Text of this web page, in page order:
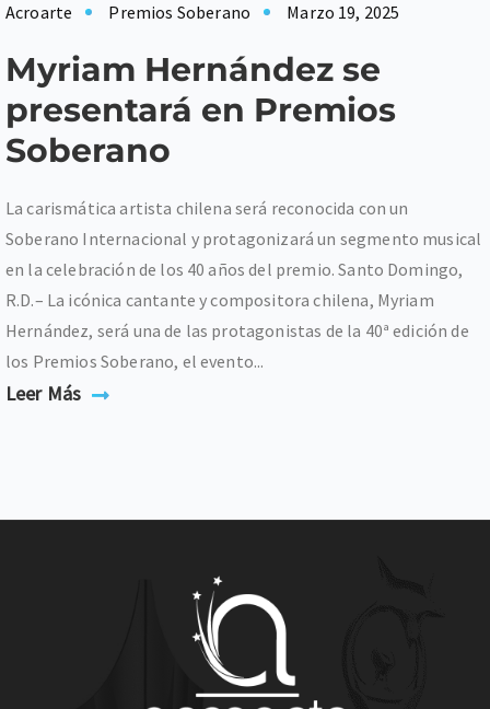
Acroarte Premios Soberano Marzo 19, 2025
Myriam Hernández se
presentará en Premios
Soberano
La carismática artista chilena será reconocida con un
Soberano Internacional y protagonizará un segmento musical
en la celebración de los 40 años del premio. Santo Domingo,
R.D.– La icónica cantante y compositora chilena, Myriam
Hernández, será una de las protagonistas de la 40ª edición de
los Premios Soberano, el evento...
Leer Más